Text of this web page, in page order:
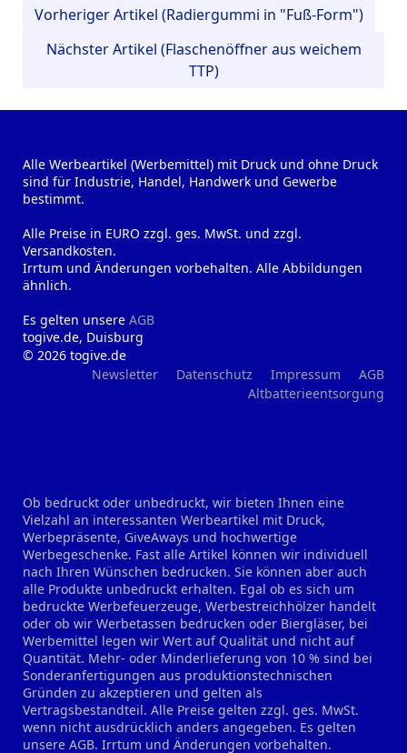
Vorheriger Artikel (Radiergummi in "Fuß-Form")
Nächster Artikel (Flaschenöffner aus weichem
TTP)
Alle Werbeartikel (Werbemittel) mit Druck und ohne Druck
sind für Industrie, Handel, Handwerk und Gewerbe
bestimmt.
Alle Preise in EURO zzgl. ges. MwSt. und zzgl.
Versandkosten.
Irrtum und Änderungen vorbehalten. Alle Abbildungen
ähnlich.
Es gelten unsere AGB
togive.de, Duisburg
© 2026 togive.de
Newsletter
Datenschutz Impressum
AGB
Altbatterieentsorgung
Ob bedruckt oder unbedruckt, wir bieten Ihnen eine
Vielzahl an interessanten Werbeartikel mit Druck,
Werbepräsente, GiveAways und hochwertige
Werbegeschenke. Fast alle Artikel können wir individuell
nach Ihren Wünschen bedrucken. Sie können aber auch
alle Produkte unbedruckt erhalten. Egal ob es sich um
bedruckte Werbefeuerzeuge, Werbestreichhölzer handelt
oder ob wir Werbetassen bedrucken oder Biergläser, bei
Werbemittel legen wir Wert auf Qualität und nicht auf
Quantität. Mehr- oder Minderlieferung von 10 % sind bei
Sonderanfertigungen aus produktionstechnischen
Gründen zu akzeptieren und gelten als
Vertragsbestandteil. Alle Preise gelten zzgl. ges. MwSt.
wenn nicht ausdrücklich anders angegeben. Es gelten
unsere AGB. Irrtum und Änderungen vorbehalten.